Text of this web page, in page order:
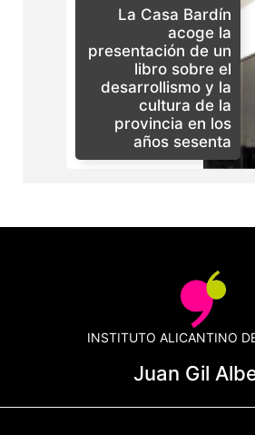
La Casa Bardín
acoge la
presentación de un
libro sobre el
desarrollismo y la
cultura de la
provincia en los
años sesenta
INSTITUTO ALICANTINO
Juan Gil